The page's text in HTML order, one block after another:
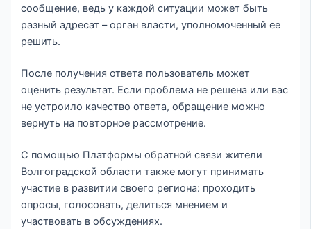
сообщение, ведь у каждой ситуации может быть
разный адресат – орган власти, уполномоченный ее
решить.
После получения ответа пользователь может
оценить результат. Если проблема не решена или вас
не устроило качество ответа, обращение можно
вернуть на повторное рассмотрение.
С помощью Платформы обратной связи жители
Волгоградской области также могут принимать
участие в развитии своего региона: проходить
опросы, голосовать, делиться мнением и
участвовать в обсуждениях.